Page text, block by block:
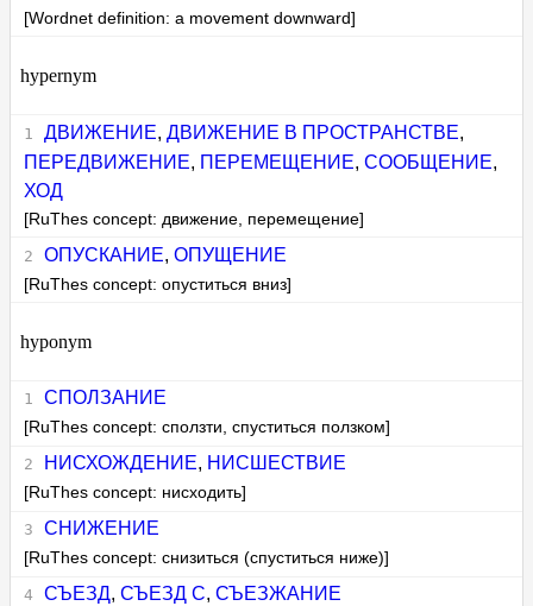
[Wordnet definition: a movement downward]
hypernym
ДВИЖЕНИЕ, ДВИЖЕНИЕ В ПРОСТРАНСТВЕ,
ПЕРЕДВИЖЕНИЕ, ПЕРЕМЕЩЕНИЕ,СООБЩЕНИЕ,
ХОД
[RuThes concept: движение, перемещение]
ОПУСКАНИЕ, ОПУЩЕНИЕ
[RuThes concept: опуститься вниз]
hyponym
СПОЛЗАНИЕ
[RuThes concept: сползти, спуститься ползком]
НИСХОЖДЕНИЕ, НИСШЕСТВИЕ
[RuThes concept: нисходить]
СНИЖЕНИЕ
[RuThes concept: снизиться (спуститься ниже)]
СЪЕЗД, СЪЕЗД С, СЪЕЗЖАНИЕ